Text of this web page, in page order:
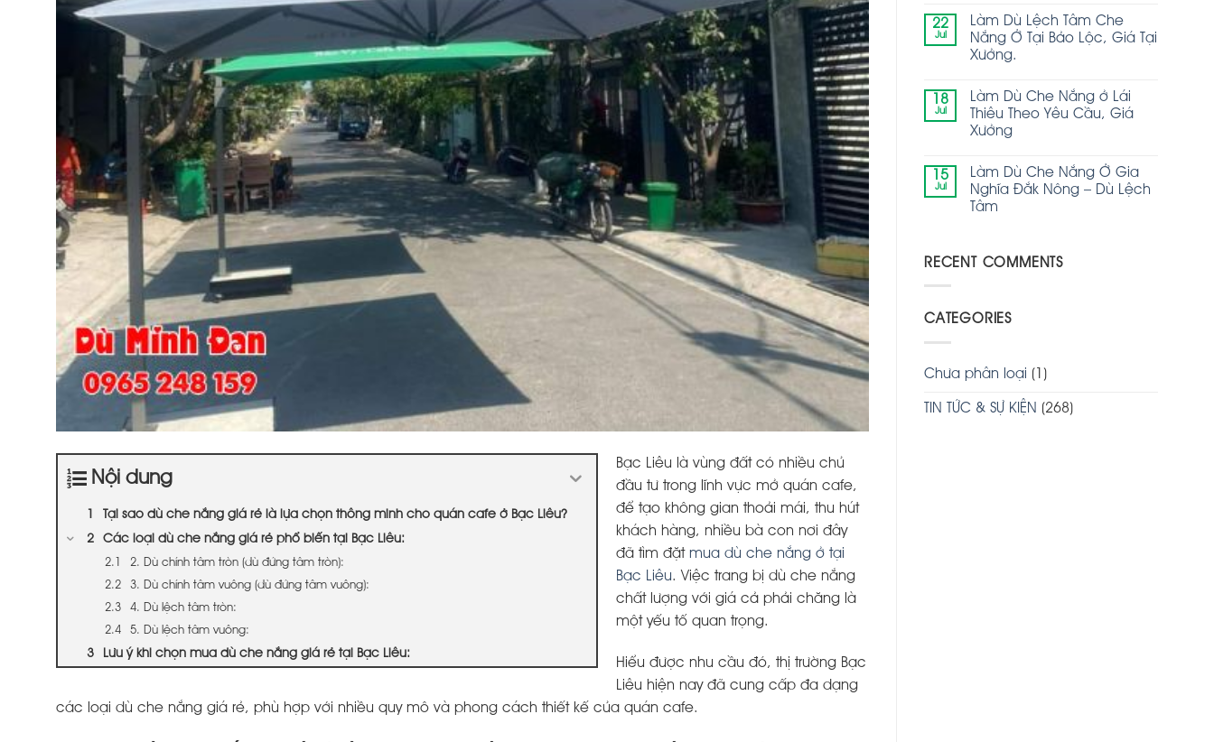
Nội dung
Tại sao dù che nắng giá rẻ là lựa chọn thông minh cho quán cafe ở Bạc Liêu?
Các loại dù che nắng giá rẻ phổ biến tại Bạc Liêu:
2. Dù chính tâm tròn (dù đứng tâm tròn):
3. Dù chính tâm vuông (dù đứng tâm vuông):
4. Dù lệch tâm tròn:
5. Dù lệch tâm vuông:
Lưu ý khi chọn mua dù che nắng giá rẻ tại Bạc Liêu:
Bạc Liêu là vùng đất có nhiều chủ
đầu tư trong lĩnh vực mở quán cafe,
để tạo không gian thoải mái, thu hút
khách hàng, nhiều bà con nơi đây
đã tìm đặt mua dù che nắng ở tại
Bạc Liêu . Việc trang bị dù che nắng
chất lượng với giá cả phải chăng là
một yếu tố quan trọng.
Hiểu được nhu cầu đó, thị trường Bạc
Liêu hiện nay đã cung cấp đa dạng
các loại dù che nắng giá rẻ, phù hợp với nhiều quy mô và phong cách thiết kế của quán cafe.
22
Jul
Làm Dù Lệch Tâm Che
Nắng Ở Tại Bảo Lộc, Giá Tại
Xưởng.
18
Jul
Làm Dù Che Nắng ở Lái
Thiêu Theo Yêu Cầu, Giá
Xưởng
15
Jul
Làm Dù Che Nắng Ở Gia
Nghĩa Đắk Nông – Dù Lệch
Tâm
RECENT COMMENTS
CATEGORIES
Chưa phân loại (1)
TIN TỨC & SỰ KIỆN (268)